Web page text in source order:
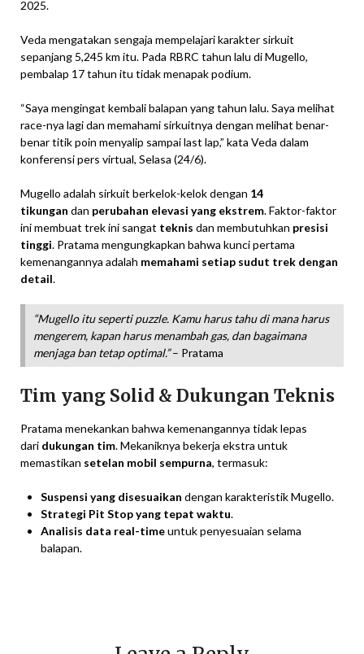
2025.
Veda mengatakan sengaja mempelajari karakter sirkuit
sepanjang 5,245 km itu. Pada RBRC tahun lalu di Mugello,
pembalap 17 tahun itu tidak menapak podium.
“Saya mengingat kembali balapan yang tahun lalu. Saya melihat
race-nya lagi dan memahami sirkuitnya dengan melihat benar-
benar titik poin menyalip sampai last lap,” kata Veda dalam
konferensi pers virtual, Selasa (24/6).
Mugello adalah sirkuit berkelok-kelok dengan 14
tikungan dan perubahan elevasi yang ekstrem. Faktor-faktor
ini membuat trek ini sangat teknis dan membutuhkan presisi
tinggi. Pratama mengungkapkan bahwa kunci pertama
kemenangannya adalah memahami setiap sudut trek dengan
detail.
“Mugello itu seperti puzzle. Kamu harus tahu di mana harus
mengerem, kapan harus menambah gas, dan bagaimana
menjaga ban tetap optimal.”– Pratama
Tim yang Solid & Dukungan Teknis
Pratama menekankan bahwa kemenangannya tidak lepas
dari dukungan tim. Mekaniknya bekerja ekstra untuk
memastikan setelan mobil sempurna, termasuk:
Suspensi yang disesuaikan dengan karakteristik Mugello.
Strategi Pit Stop yang tepat waktu.
Analisis data real-timeuntuk penyesuaian selama
balapan.